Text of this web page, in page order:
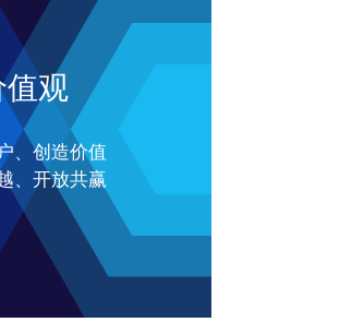
值观
、创造价值
、开放共赢